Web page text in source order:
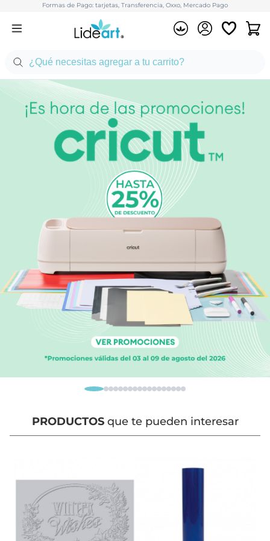
Formas de Pago: tarjetas, Transferencia, Oxxo, Mercado Pago
PRODUCTOSque te pueden interesar